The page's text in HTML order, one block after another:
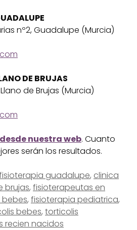
nº2, Guadalupe (Murcia)
DE BRUJAS
de Brujas (Murcia)
nuestra web. Cuanto
serán los resultados.
guadalupe, clinica
brujas, fisioterapeutas en
, fisioterapia pediatrica,
bebes, torticolis
recien nacidos